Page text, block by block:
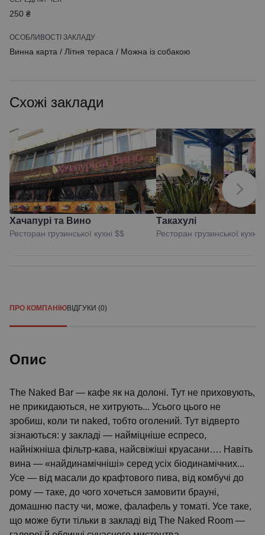
250 ₴
ОСОБЛИВОСТІ ЗАКЛАДУ
Винна карта / Літня тераса / Можна із собакою
Схожі заклади
Хачапурі та Вино
Ресторан грузинської кухні $$
Такахулі
Ресторан грузинської кухні
ПРО КОМПАНІЮВІДГУКИ (0)
Опис
The Naked Bar — кафе як на долоні. Тут не приховують,
не прикидаються, не хитрують... Усього цього не
зробиш, коли ти naked, тобто оголений. Тут відверто
зізнаються: у закладі — найміцніше еспресо,
найніжніша фільтр-кава, найсвіжіші круасани…. Навіть
вина — «найдинамічніші» серед усіх біодинамічних...
Усе — від масали до крафтового пива, від комбучі до
рому — таке, до чого хочеться замовити брауні,
домашню пасту чи, може, фалафель у томаті. Усе таке,
що може бути тільки в закладі від The Naked Room —